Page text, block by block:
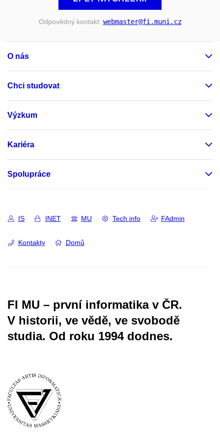
Odpovědný kontakt: webmaster@fi.muni.cz
O nás
Chci studovat
Výzkum
Kariéra
Spolupráce
IS INET MU Tech info FAdmin
Kontakty Domů
FI MU – první informatika v ČR.
V historii, ve vědě, ve svobodě
studia. Od roku 1994 dodnes.